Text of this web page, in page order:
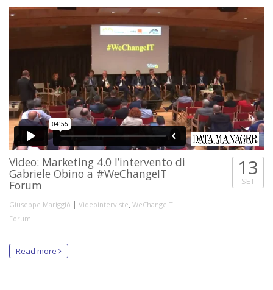
Video: Marketing 4.0 l’intervento di
Gabriele Obino a #WeChangeIT
Forum
Giuseppe Mariggiò | Videointerviste, WeChangeIT
Forum
13
SET
Read more